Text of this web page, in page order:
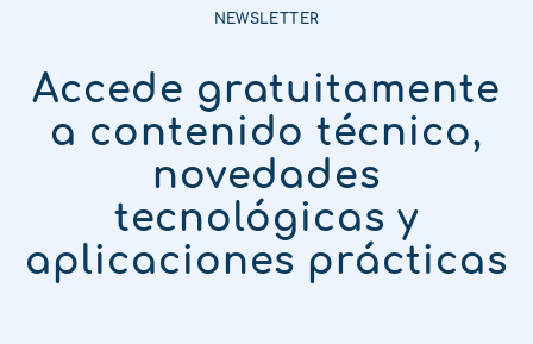
NEWSLETTER
Accede gratuitamente
a contenido técnico,
novedades
tecnológicas y
aplicaciones prácticas